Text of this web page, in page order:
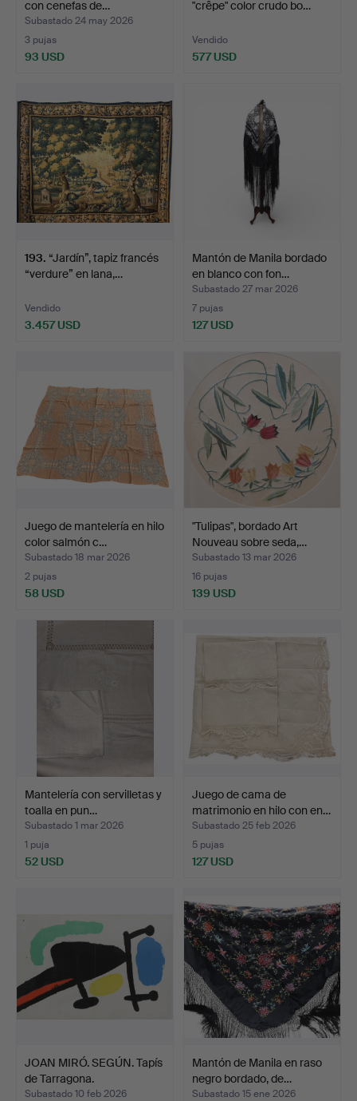
con cenefas de…
Subastado 24 may 2026
3 pujas
93 USD
"crêpe" color crudo bo…
Vendido
577 USD
193. “Jardín”, tapiz francés
“verdure” en lana,…
Vendido
3.457 USD
Mantón de Manila bordado
en blanco con fon…
Subastado 27 mar 2026
7 pujas
127 USD
Juego de mantelería en hilo
color salmón c…
Subastado 18 mar 2026
2 pujas
58 USD
"Tulipas", bordado Art
Nouveau sobre seda,…
Subastado 13 mar 2026
16 pujas
139 USD
Mantelería con servilletas y
toalla en pun…
Subastado 1 mar 2026
1 puja
52 USD
Juego de cama de
matrimonio en hilo con en…
Subastado 25 feb 2026
5 pujas
127 USD
JOAN MIRÓ. SEGÚN. Tapís
de Tarragona.
Subastado 10 feb 2026
Mantón de Manila en raso
negro bordado, de…
Subastado 15 ene 2026